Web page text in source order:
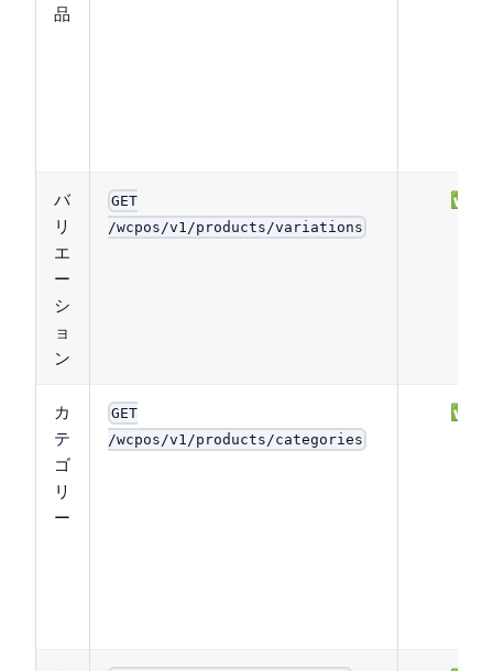
品
バ
リ
エ
ー
シ
ョ
ン
GET
/wcpos/v1/products/variations
✅
カ
テ
ゴ
リ
ー
GET
/wcpos/v1/products/categories
✅